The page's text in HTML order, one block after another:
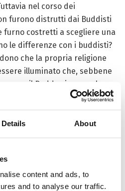
Details About
content and ads, to
and to analyse our traffic.
nel corso dei
furono distrutti dai Buddisti
furno costretti a scegliere una
le differenze con i buddisti?
che la propria religione
illuminato che, sebbene
con il Budda si narra che
regno di Olmo lung ring
Tibet. Gli stessi
sono stati nei secoli
scritture diverse da quelle
Bon” parla di
e coinvolgente. Durante il